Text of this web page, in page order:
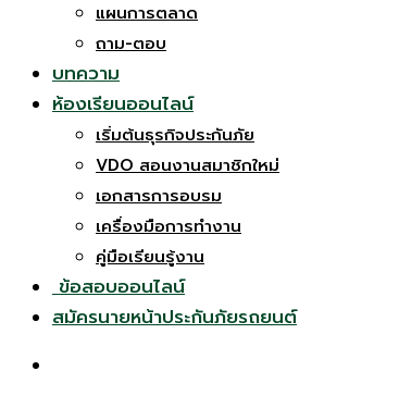
แผนการตลาด
ถาม-ตอบ
บทความ
ห้องเรียนออนไลน์
เริ่มต้นธุรกิจประกันภัย
VDO สอนงานสมาชิกใหม่
เอกสารการอบรม
เครื่องมือการทำงาน
คู่มือเรียนรู้งาน
ข้อสอบออนไลน์
สมัครนายหน้าประกันภัยรถยนต์